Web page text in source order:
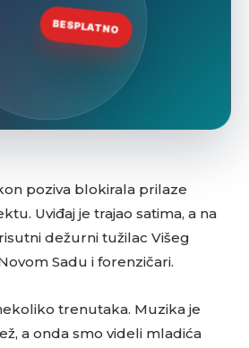
poziva blokirala prilaze
Uviđaj je trajao satima, a na
dežurni tužilac Višeg
Sadu i forenzičari.
trenutaka. Muzika je
a onda smo videli mladića